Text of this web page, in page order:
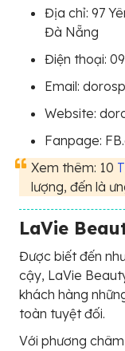
Địa chỉ: 97
Đà Nẵng
Điện thoại:
Email:
Website:
Fanpage:
Xem thêm: 10
lượng, đến là
LaVie
Được biết đến
cậy, LaVie
khách hàng
toàn tuyệt đối.
Với phương